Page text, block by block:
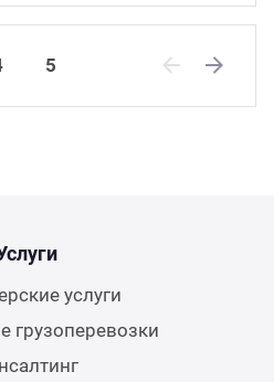
5
услуги
грузоперевозки